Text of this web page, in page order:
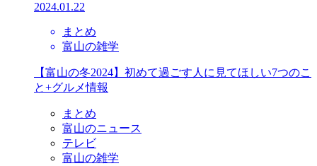
2024.01.22
まとめ
富山の雑学
【富山の冬2024】初めて過ごす人に見てほしい7つのこ
と+グルメ情報
まとめ
富山のニュース
テレビ
富山の雑学